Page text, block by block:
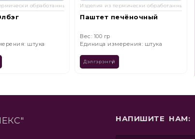
обработанных ингредиентов
штука
Изделия из термически обработанных
Студень с языком
Вес: 1кг
Единица измерения: штука
Дэлгэрэнгүй
НАПИШИТЕ НАМ: